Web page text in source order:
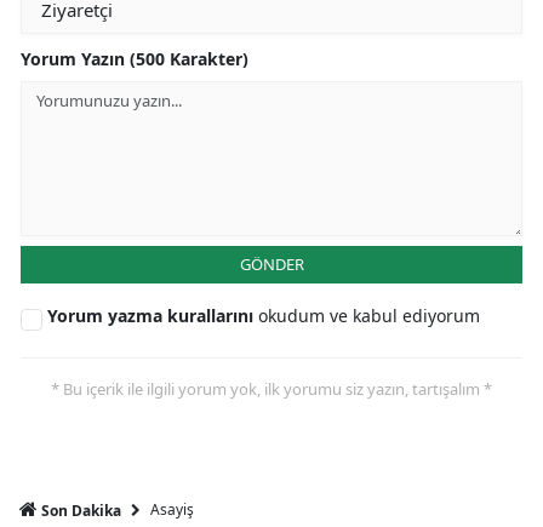
Yorum Yazın (500 Karakter)
GÖNDER
Yorum yazma kurallarını okudum ve kabul ediyorum
* Bu içerik ile ilgili yorum yok, ilk yorumu siz yazın, tartışalım *
Son Dakika Asayiş